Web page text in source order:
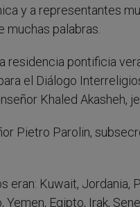
y a representantes
muchas palabras.
residencia pontificia
el Diálogo
Khaled Akasheh,
Pietro Parolin,
Kuwait, Jordania,
Egipto, Irak,